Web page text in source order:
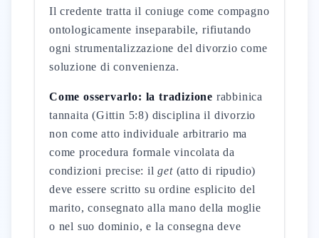
Il credente tratta il coniuge come compagno
ontologicamente inseparabile, rifiutando
ogni strumentalizzazione del divorzio come
soluzione di convenienza.
Come osservarlo: la tradizione rabbinica
tannaita (Gittin 5:8) disciplina il divorzio
non come atto individuale arbitrario ma
come procedura formale vincolata da
condizioni precise: ilget(atto di ripudio)
deve essere scritto su ordine esplicito del
marito, consegnato alla mano della moglie
o nel suo dominio, e la consegna deve